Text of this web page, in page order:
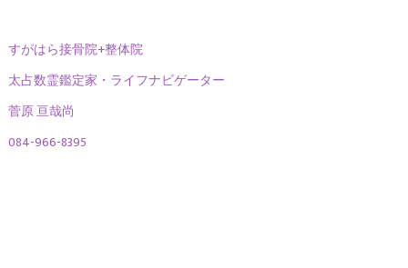
すがはら接骨院+整体院
太占数霊鑑定家・ライフナビゲーター
菅原 亘哉尚
084-966-8395